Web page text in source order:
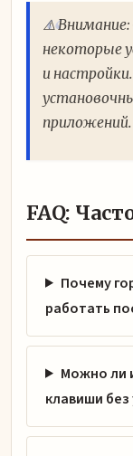
⚠️
некоторые
и
приложений.
FAQ:
Почему
работать
Можно ли
клавиши